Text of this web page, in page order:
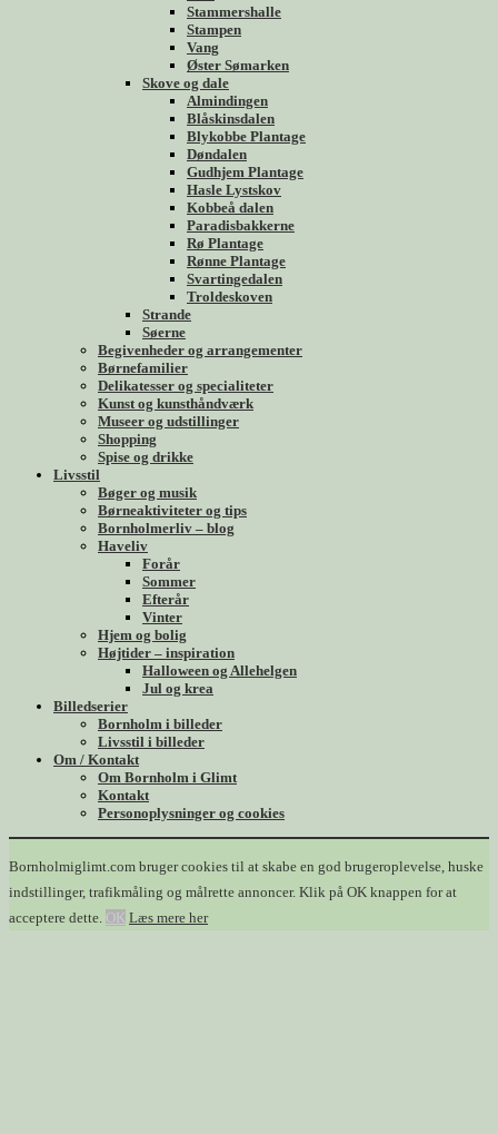
Stammershalle
Stampen
Vang
Øster Sømarken
Skove og dale
Almindingen
Blåskinsdalen
Blykobbe Plantage
Døndalen
Gudhjem Plantage
Hasle Lystskov
Kobbeå dalen
Paradisbakkerne
Rø Plantage
Rønne Plantage
Svartingedalen
Troldeskoven
Strande
Søerne
Begivenheder og arrangementer
Børnefamilier
Delikatesser og specialiteter
Kunst og kunsthåndværk
Museer og udstillinger
Shopping
Spise og drikke
Livsstil
Bøger og musik
Børneaktiviteter og tips
Bornholmerliv – blog
Haveliv
Forår
Sommer
Efterår
Vinter
Hjem og bolig
Højtider – inspiration
Halloween og Allehelgen
Jul og krea
Billedserier
Bornholm i billeder
Livsstil i billeder
Om / Kontakt
Om Bornholm i Glimt
Kontakt
Personoplysninger og cookies
Bornholmiglimt.com bruger cookies til at skabe en god brugeroplevelse, huske
indstillinger, trafikmåling og målrette annoncer. Klik på OK knappen for at
acceptere dette. OK Læs mere her